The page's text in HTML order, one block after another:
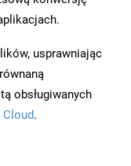
usprawniając
obsługiwanych
.